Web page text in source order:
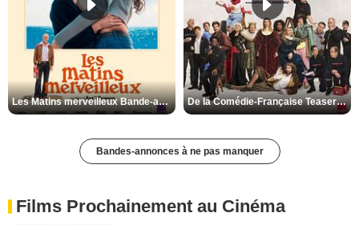
Les Matins merveilleux Bande-annonce VF De la Comédie-Française Teaser VF
Bandes-annonces à ne pas manquer
Films Prochainement au Cinéma